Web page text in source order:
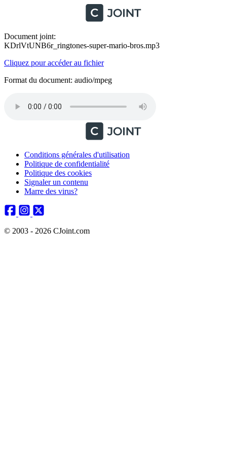
Document joint:
KDrlVtUNB6r_ringtones-super-mario-bros.mp3
Cliquez pour accéder au fichier
Format du document: audio/mpeg
Conditions générales d'utilisation
Politique de confidentialité
Politique des cookies
Signaler un contenu
Marre des virus?
© 2003 - 2026 CJoint.com